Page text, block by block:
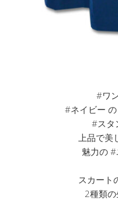
#ワ
#ネイビー
#スタ
上品で
魅力の #
スカート
2種類